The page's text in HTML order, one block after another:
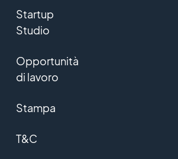
Startup
Studio
Opportunità
di lavoro
Stampa
T&C